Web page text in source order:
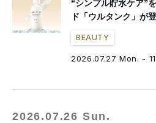
“シンプル貯水ケア”
ド「ウルタンク」が
BEAUTY
2026.07.27 Mon. -
2026.07.26 Sun.